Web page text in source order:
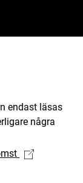
endast läsas
några